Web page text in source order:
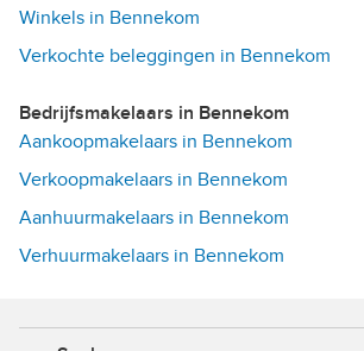
Winkels in Bennekom
Verkochte beleggingen in Bennekom
Bedrijfsmakelaars in Bennekom
Aankoopmakelaars in Bennekom
Verkoopmakelaars in Bennekom
Aanhuurmakelaars in Bennekom
Verhuurmakelaars in Bennekom